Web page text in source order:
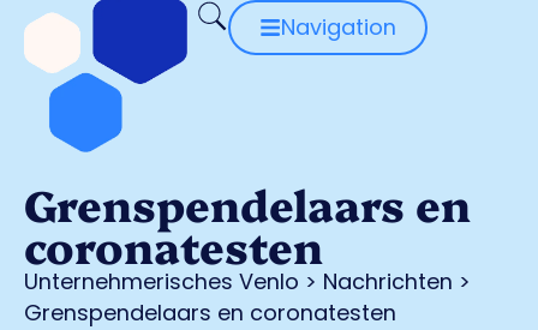
Navigation
Grenspendelaars en
coronatesten
Unternehmerisches Venlo > Nachrichten >
Grenspendelaars en coronatesten